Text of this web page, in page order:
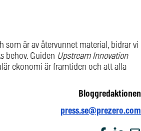
är av återvunnet material, bidrar vi
behov. Guiden Upstream Innovation
ekonomi är framtiden och att alla
Bloggredaktionen
press.se@prezero.com